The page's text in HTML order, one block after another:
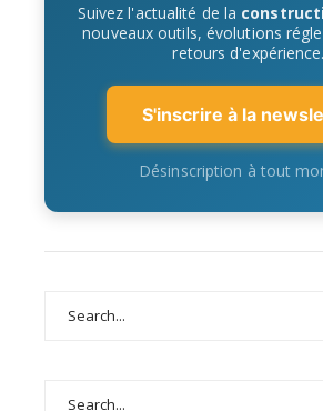
Suivez l'actualité de la
nouveaux outils, évolutions
retours d'expérience.
S'inscrire à la
Désinscription à tout